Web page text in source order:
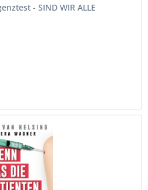
- SIND WIR ALLE